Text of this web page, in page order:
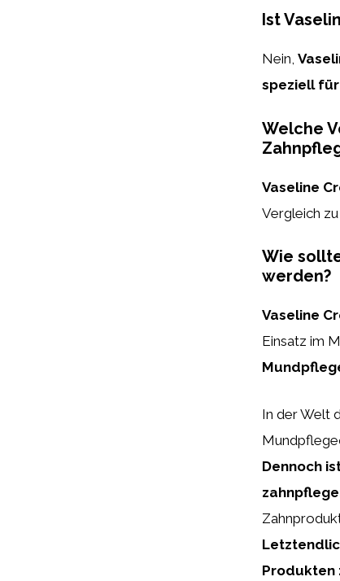
Ist
Nein,
speziell
Welche
Vaseline
Vergleich
Wie
werden?
Vaseline
Einsatz im
In der Welt
Dennoch
Produkten